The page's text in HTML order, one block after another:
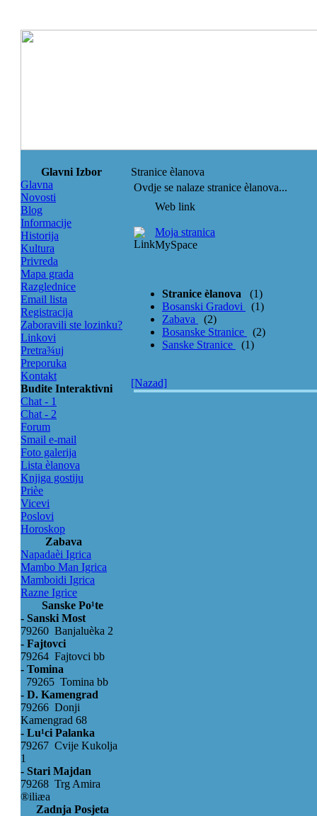
Glavni Izbor
Glavna
Novosti
Blog
Informacije
Historija
Kultura
Privreda
Mapa grada
Razglednice
Email lista
Registracija
Zaboravili ste lozinku?
Linkovi
Pretra¾uj
Preporuka
Kontakt
Budite Interaktivni
Chat - 1
Chat - 2
Forum
Smail e-mail
Foto galerija
Lista èlanova
Knjiga gostiju
Prièe
Vicevi
Poslovi
Horoskop
Zabava
Napadaèi Igrica
Mambo Man Igrica
Mamboidi Igrica
Razne Igrice
Sanske Po¹te
- Sanski Most
79260 Banjaluèka 2
- Fajtovci
79264 Fajtovci bb
- Tomina
79265 Tomina bb
- D. Kamengrad
79266 Donji
Kamengrad 68
- Lu¹ci Palanka
79267 Cvije Kukolja
1
- Stari Majdan
79268 Trg Amira
®iliæa
Zadnja Posjeta
Stranice èlanova
Ovdje se nalaze stranice èlanova...
Web link
Moja stranica
MySpace
Stranice èlanova
(1)
Bosanski Gradovi
(1)
Zabava
(2)
Bosanske Stranice
(2)
Sanske Stranice
(1)
[Nazad]